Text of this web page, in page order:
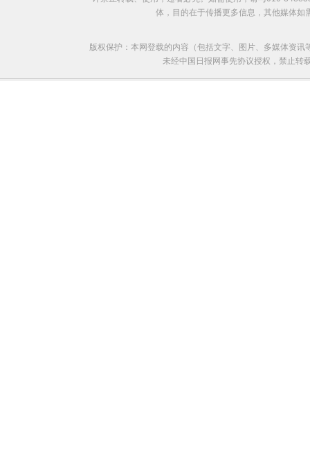
体，目的在于传播更多信息，其他媒体
版权保护：本网登载的内容（包括文字、图片、多媒体资
未经中国日报网事先协议授权，禁止转